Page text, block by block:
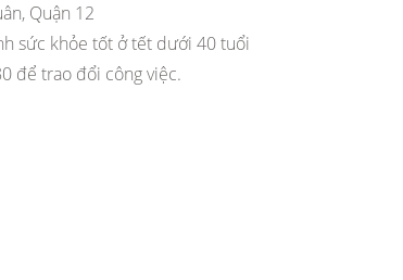
Quận 12
sức khỏe tốt ở tết dưới 40 tuổi
để trao đổi công việc.